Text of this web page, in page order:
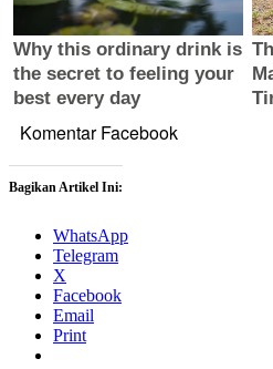
Komentar Facebook
Bagikan Artikel Ini:
WhatsApp
Telegram
X
Facebook
Email
Print